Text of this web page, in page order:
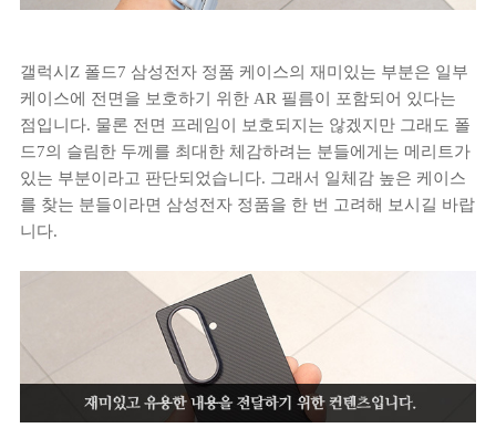
갤럭시Z 폴드7 삼성전자 정품 케이스의 재미있는 부분은 일부
케이스에 전면을 보호하기 위한 AR 필름이 포함되어 있다는
점입니다. 물론 전면 프레임이 보호되지는 않겠지만 그래도 폴
드7의 슬림한 두께를 최대한 체감하려는 분들에게는 메리트가
있는 부분이라고 판단되었습니다. 그래서 일체감 높은 케이스
를 찾는 분들이라면 삼성전자 정품을 한 번 고려해 보시길 바랍
니다.